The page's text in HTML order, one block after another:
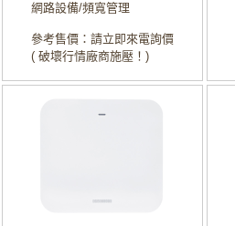
網路設備/頻寬管理
參考售價：請立即來電詢價
( 破壞行情廠商施壓！)